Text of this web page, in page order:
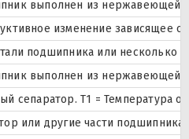
выполнен из нержавеющей
изменение зависящее
подшипника или несколько
выполнен из нержавеющей
сепаратор. Т1 = Температура
или другие части